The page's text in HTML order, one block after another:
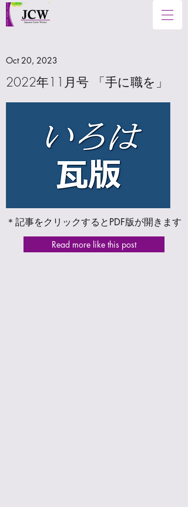
Oct 20, 2023
2022年11月号 「手に職を」
＊記事をクリックするとPDF版が開きます
Read more like this post